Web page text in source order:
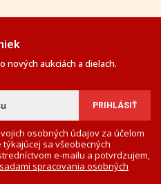
nových aukciách a dielach.
osobných údajov za účelom
sa všeobecných
e-mailu a potvrdzujem,
spracovania osobných